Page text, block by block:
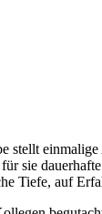
stellt
sie
Tiefe, auf